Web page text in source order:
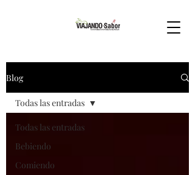
Blog
Todas las entradas
Bebiendo
Comiendo
Todas las entradas